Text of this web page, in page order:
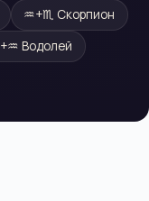
♒+♏ Скорпион
+♒ Водолей